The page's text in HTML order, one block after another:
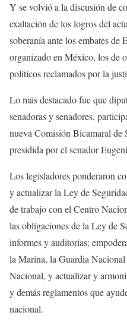
Y se volvió a la discusión de
exaltación de los logros del
soberanía ante los embates de
organizado en México, los de
políticos reclamados por la
Lo más destacado fue que
senadoras y senadores,
nueva Comisión Bicamaral de
presidida por el senador
Los legisladores ponderaron
y actualizar la Ley de
de trabajo con el Centro
las obligaciones de la Ley de
informes y auditorías;
la Marina, la Guardia
Nacional, y actualizar y
y demás reglamentos que
nacional.